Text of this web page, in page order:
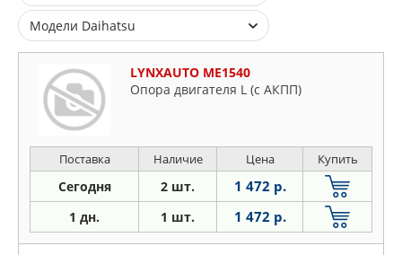
FEBEST
LYNXAUTO
STELLOX
Модели Daihatsu
Cuore
Move
Sirion
Terios
LYNXAUTO ME1540
Опора двигателя L (c АКПП)
Поставка Наличие Цена Купить
Сегодня 2 шт. 1 472 р.
1 дн. 1 шт. 1 472 р.